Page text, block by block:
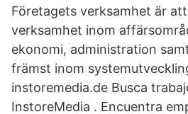
Företagets verksamhet är
verksamhet inom
ekonomi, administration
främst inom
instoremedia.de Busca
InstoreMedia . Encuentra